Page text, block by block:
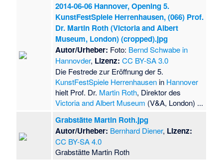
2014-06-06 Hannover, Opening 5.
KunstFestSpiele Herrenhausen, (066) Prof.
Dr. Martin Roth (Victoria and Albert
Museum, London) (cropped).jpg
Autor/Urheber: Foto: Bernd Schwabe in
Hannovder, Lizenz: CC BY-SA 3.0
Die Festrede zur Eröffnung der 5.
KunstFestSpiele Herrenhausen in Hannover
hielt Prof. Dr. Martin Roth, Direktor des
Victoria and Albert Museum (V&A, London) ...
Grabstätte Martin Roth.jpg
Autor/Urheber: Bernhard Diener, Lizenz:
CC BY-SA 4.0
Grabstätte Martin Roth